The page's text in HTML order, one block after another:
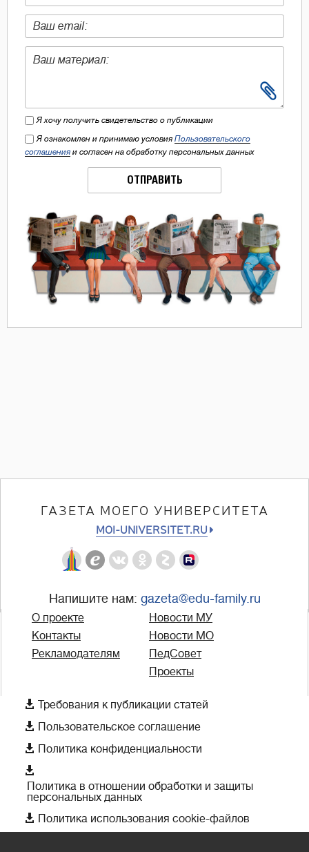
Я хочу получить свидетельство о публикации
Я ознакомлен и принимаю условия Пользовательского
соглашения и согласен на обработку персональных данных
ОТПРАВИТЬ
ГАЗЕТА МОЕГО УНИВЕРСИТЕТА
MOI-UNIVERSITET.RU
Напишите нам: gazeta@edu-family.ru
О проекте
Контакты
Рекламодателям
Новости МУ
Новости МО
ПедСовет
Проекты
 Требования к публикации статей
 Пользовательское соглашение
 Политика конфиденциальности

Политика в отношении обработки и защиты
персональных данных
 Политика использования cookie-файлов